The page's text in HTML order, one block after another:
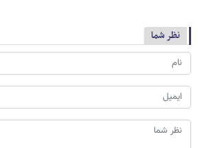
نظر شما